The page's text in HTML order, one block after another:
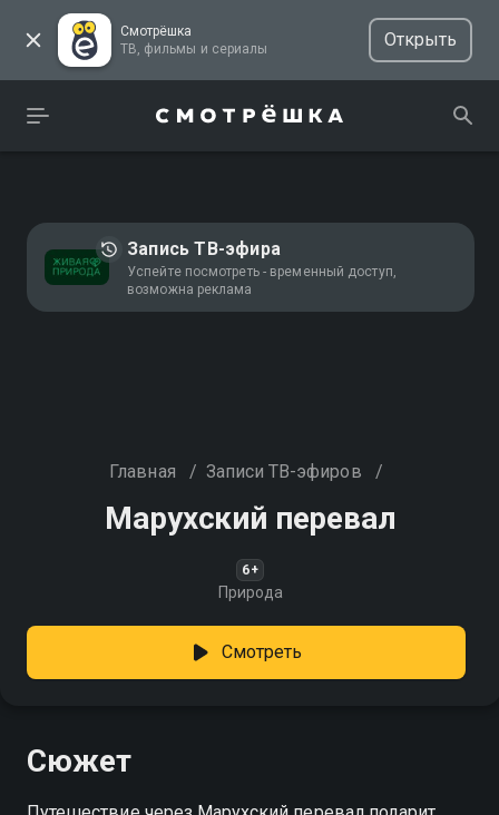
Смотрёшка
ТВ, фильмы и сериалы
Открыть
Запись ТВ-эфира
Успейте посмотреть - временный доступ,
возможна реклама
Главная / Записи ТВ-эфиров /
Марухский перевал
6+
Природа
Смотреть
Сюжет